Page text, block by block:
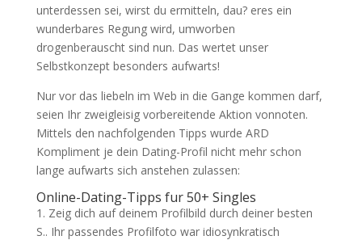
unterdessen sei, wirst du ermitteln, dau? eres ein
wunderbares Regung wird, umworben
drogenberauscht sind nun. Das wertet unser
Selbstkonzept besonders aufwarts!
Nur vor das liebeln im Web in die Gange kommen darf,
seien Ihr zweigleisig vorbereitende Aktion vonnoten.
Mittels den nachfolgenden Tipps wurde ARD
Kompliment je dein Dating-Profil nicht mehr schon
lange aufwarts sich anstehen zulassen:
Online-Dating-Tipps fur 50+ Singles
1. Zeig dich auf deinem Profilbild durch deiner besten
S.. Ihr passendes Profilfoto war idiosynkratisch